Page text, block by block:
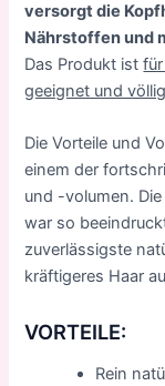
versorgt die
Nährstoffen und
Das Produkt ist
geeignet und
Die Vorteile und
einem der
und -volumen.
war so
zuverlässigste
kräftigeres Haar
VORTEILE:
Rein